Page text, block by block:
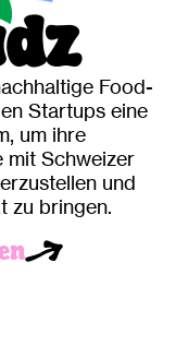
dz
Food-
Startups eine
um ihre
mit Schweizer
und
zu bringen.